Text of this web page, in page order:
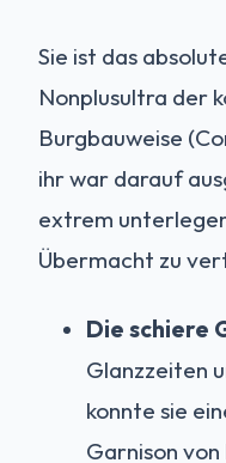
Sie ist das
Nonplusultra der
Burgbauweise
ihr war darauf
extrem
Übermacht zu
Die schiere
Glanzzeiten
konnte sie
Garnison